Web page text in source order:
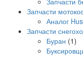
Запчасти
Аналог
Запчасти
Буран (1)